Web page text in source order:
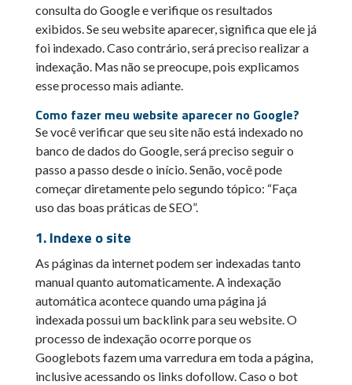
consulta do Google e verifique os resultados
exibidos. Se seu website aparecer, significa que ele já
foi indexado. Caso contrário, será preciso realizar a
indexação. Mas não se preocupe, pois explicamos
esse processo mais adiante.
Como fazer meu website aparecer no Google?
Se você verificar que seu site não está indexado no
banco de dados do Google, será preciso seguir o
passo a passo desde o início. Senão, você pode
começar diretamente pelo segundo tópico: “Faça
uso das boas práticas de SEO”.
1. Indexe o site
As páginas da internet podem ser indexadas tanto
manual quanto automaticamente. A indexação
automática acontece quando uma página já
indexada possui um backlink para seu website. O
processo de indexação ocorre porque os
Googlebots fazem uma varredura em toda a página,
inclusive acessando os links dofollow. Caso o bot